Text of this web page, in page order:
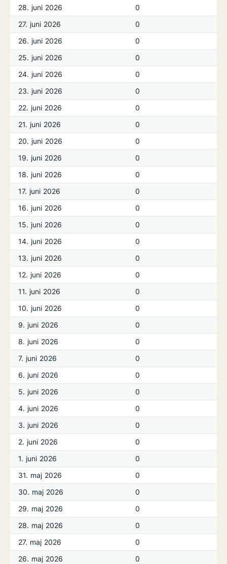
28. juni 2026
0
27. juni 2026
0
26. juni 2026
0
25. juni 2026
0
24. juni 2026
0
23. juni 2026
0
22. juni 2026
0
21. juni 2026
0
20. juni 2026
0
19. juni 2026
0
18. juni 2026
0
17. juni 2026
0
16. juni 2026
0
15. juni 2026
0
14. juni 2026
0
13. juni 2026
0
12. juni 2026
0
11. juni 2026
0
10. juni 2026
0
9. juni 2026
0
8. juni 2026
0
7. juni 2026
0
6. juni 2026
0
5. juni 2026
0
4. juni 2026
0
3. juni 2026
0
2. juni 2026
0
1. juni 2026
0
31. maj 2026
0
30. maj 2026
0
29. maj 2026
0
28. maj 2026
0
27. maj 2026
0
26. maj 2026
0